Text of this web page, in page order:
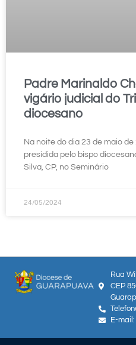
Padre Marinaldo
vigário judicial do
diocesano
Na noite do dia 23 de maio
presidida pelo bispo
Silva, CP, no Seminário
24/05/2024
Rua
CEP
E-